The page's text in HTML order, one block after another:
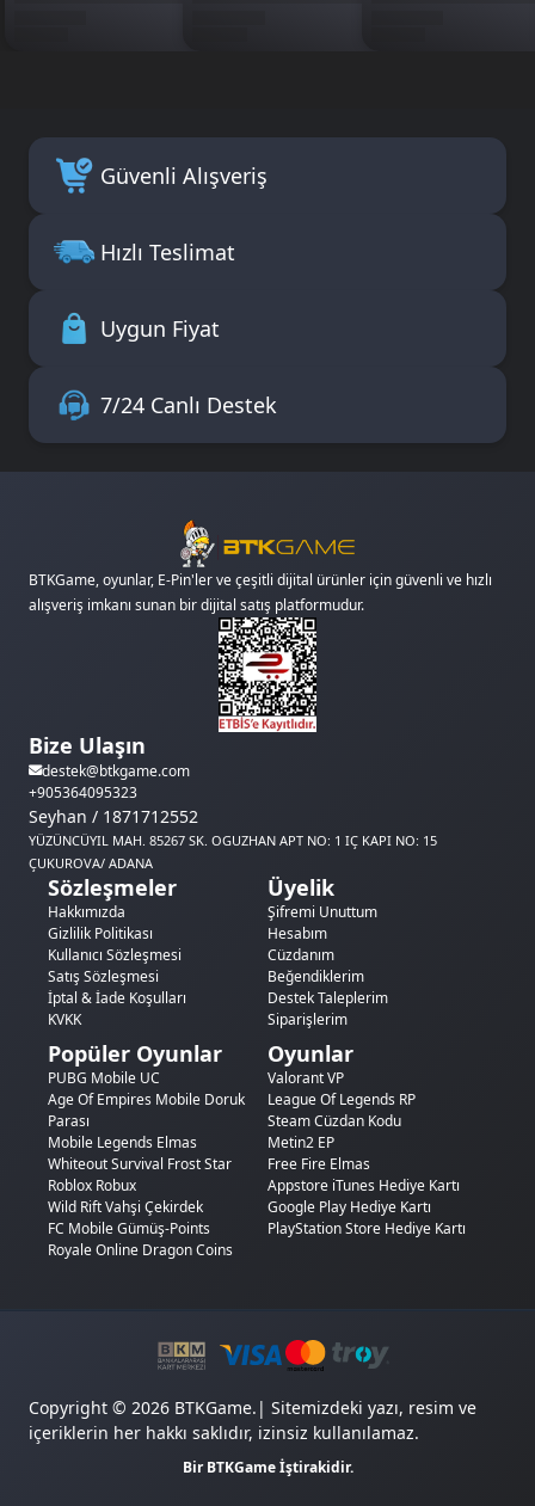
Güvenli Alışveriş
Hızlı Teslimat
Uygun Fiyat
7/24 Canlı Destek
BTKGame, oyunlar, E-Pin'ler ve çeşitli dijital ürünler için güvenli ve hızlı
alışveriş imkanı sunan bir dijital satış platformudur.
Bize Ulaşın
destek@btkgame.com
+905364095323
Seyhan / 1871712552
YÜZÜNCÜYIL MAH. 85267 SK. OGUZHAN APT NO: 1 IÇ KAPI NO: 15
ÇUKUROVA/ ADANA
Sözleşmeler
Hakkımızda
Gizlilik Politikası
Kullanıcı Sözleşmesi
Satış Sözleşmesi
İptal & İade Koşulları
KVKK
Üyelik
Şifremi Unuttum
Hesabım
Cüzdanım
Beğendiklerim
Destek Taleplerim
Siparişlerim
Popüler Oyunlar
PUBG Mobile UC
Age Of Empires Mobile Doruk
Parası
Mobile Legends Elmas
Whiteout Survival Frost Star
Roblox Robux
Wild Rift Vahşi Çekirdek
FC Mobile Gümüş-Points
Royale Online Dragon Coins
Oyunlar
Valorant VP
League Of Legends RP
Steam Cüzdan Kodu
Metin2 EP
Free Fire Elmas
Appstore iTunes Hediye Kartı
Google Play Hediye Kartı
PlayStation Store Hediye Kartı
Copyright © 2026 BTKGame.| Sitemizdeki yazı, resim ve
içeriklerin her hakkı saklıdır, izinsiz kullanılamaz.
Bir BTKGame İştirakidir.